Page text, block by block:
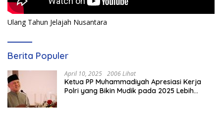
Ulang Tahun Jelajah Nusantara
Berita Populer
April 10, 2025 2006 Lihat
Ketua PP Muhammadiyah Apresiasi Kerja
Polri yang Bikin Mudik pada 2025 Lebih